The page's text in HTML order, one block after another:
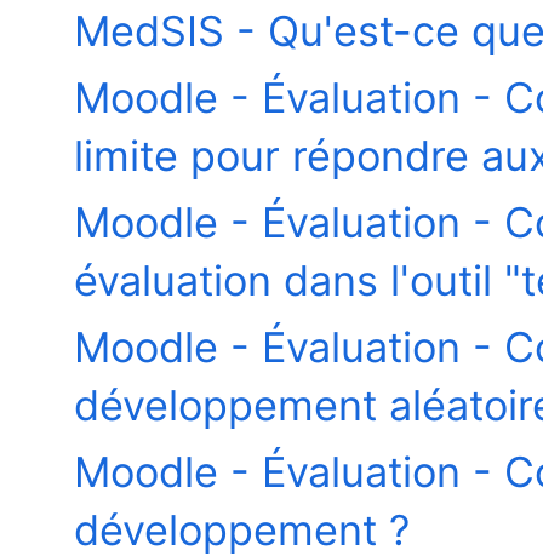
MedSIS - Qu'est-ce
Moodle - Évaluation -
limite pour répondre
Moodle - Évaluation -
évaluation dans l'outil
Moodle - Évaluation -
développement
Moodle - Évaluation -
développement ?